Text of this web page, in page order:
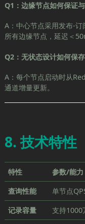
Q1：边缘节点如何保证
A：中心节点采用发布-
所有边缘节点，延迟＜
Q2：无状态设计如何保
A：每个节点启动时从
通道增量更新。
8. 技术特性
特性
参数/能力
查询性能
单节点
记录容量
支持1000